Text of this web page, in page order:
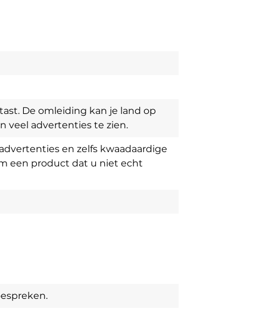
De omleiding kan je land op
veel advertenties te zien.
en zelfs kwaadaardige
een ​​product dat u niet echt